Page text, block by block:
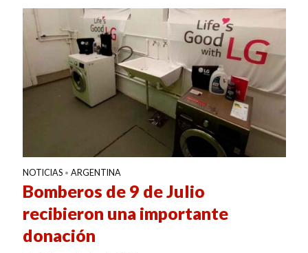
NOTICIAS • ARGENTINA
Bomberos de 9 de Julio
recibieron una importante
donación